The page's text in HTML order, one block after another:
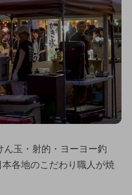
ん玉・射的・ヨーヨー釣
各地のこだわり職人が焼